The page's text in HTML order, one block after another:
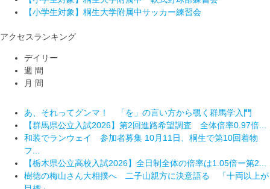
【小学生対象】桐生大学附属中サッカー練習会
アクセスランキング
デイリー
週 間
月 間
あ、それってグンマ！ 「を」の言い方から覗く群馬学入門
【群馬県公立入試2026】第2回進路希望調査 全体倍率0.97倍...
和装でランウェイ 参加者募集 10月11日、桐生で第10回着物
フ...
【栃木県公立高校入試2026】全日制全体の倍率は1.05倍ー第2...
樹徳の梅山さん大相撲へ 二子山親方に決意語る 「十両以上が
あ、それってグンマ！ 「を」の言い方から覗く群馬学入門
樹徳の梅山さん大相撲へ 二子山親方に決意語る 「十両以上が
目標」
【群馬県公立入試2026】第2回進路希望調査 全体倍率0.97倍...
和装でランウェイ 参加者募集 10月11日、桐生で第10回着物
フ...
高木美帆さん、古田敦也さんら招き「球都桐生ウィーク2026」
開催...
あ、それってグンマ！ 「を」の言い方から覗く群馬学入門
樹徳の梅山さん大相撲へ 二子山親方に決意語る 「十両以上が
目標」
【群馬県公立入試2026】第2回進路希望調査 全体倍率0.97倍...